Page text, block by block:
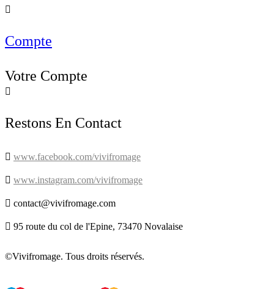

Compte
Votre Compte

Restons En Contact
 www.facebook.com/vivifromage
 www.instagram.com/vivifromage
 contact@vivifromage.com
 95 route du col de l'Epine, 73470 Novalaise
©Vivifromage. Tous droits réservés.